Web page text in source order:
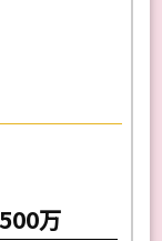
万